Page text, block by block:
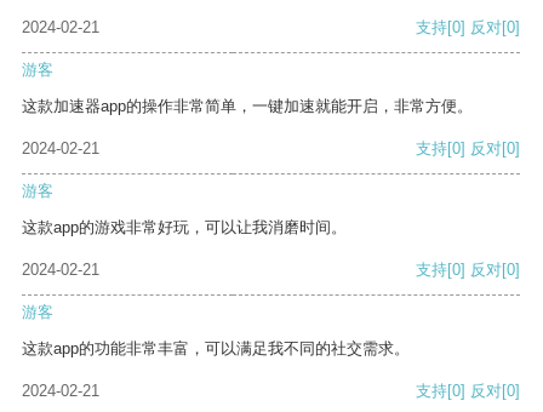
2024-02-21 支持[0] 反对[0]
游客
这款加速器app的操作非常简单，一键加速就能开启，非常方便。
2024-02-21 支持[0] 反对[0]
游客
这款app的游戏非常好玩，可以让我消磨时间。
2024-02-21 支持[0] 反对[0]
游客
这款app的功能非常丰富，可以满足我不同的社交需求。
2024-02-21 支持[0] 反对[0]